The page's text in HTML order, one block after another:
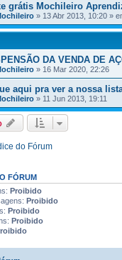
grátis Mochileiro
» 13 Abr 2013, 10:20 »
DA VENDA DE
» 16 Mar 2020, 22:26
aqui pra ver a nossa
» 11 Jun 2013, 19:11
do Fórum
FÓRUM
Proibido
Proibido
Proibido
Proibido